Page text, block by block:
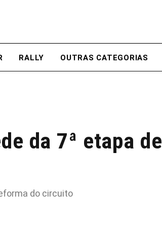
RALLY OUTRAS CATEGORIAS
da 7ª etapa de
do circuito